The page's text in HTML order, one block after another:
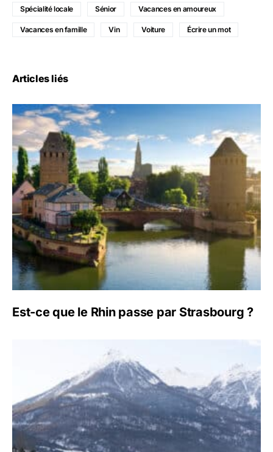
Spécialité locale Sénior Vacances en amoureux
Vacances en famille Vin Voiture Écrire un mot
Articles liés
Est-ce que le Rhin passe par Strasbourg ?